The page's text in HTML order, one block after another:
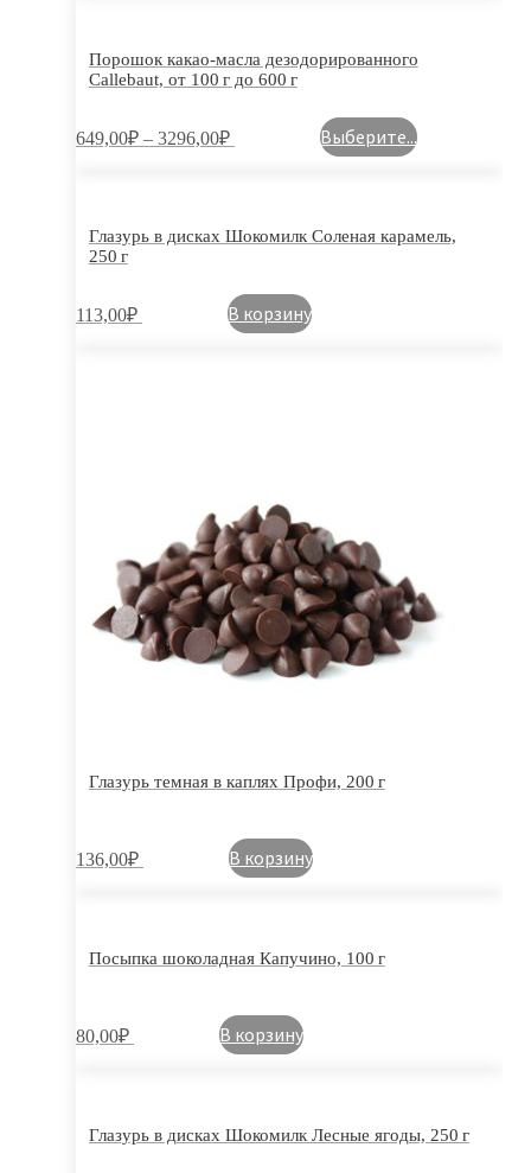
Порошок какао-масла дезодорированного
Callebaut, от 100 г до 600 г
649,00₽ – 3296,00₽ Выберите...
Глазурь в дисках Шокомилк Соленая карамель,
250 г
113,00₽ В корзину
Глазурь темная в каплях Профи, 200 г
136,00₽ В корзину
Посыпка шоколадная Капучино, 100 г
80,00₽ В корзину
Глазурь в дисках Шокомилк Лесные ягоды, 250 г